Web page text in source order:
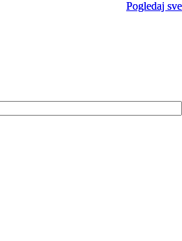
Pogledaj sve
Pogledaj sve